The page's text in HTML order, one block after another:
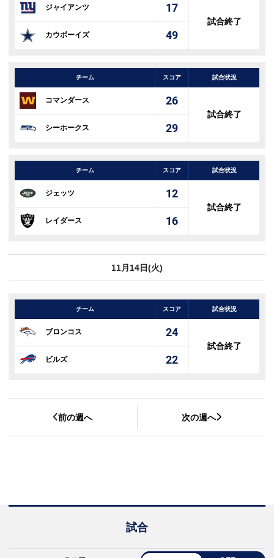
ジャイアンツ 17
試合終了
カウボーイズ 49
チーム スコア 試合状況
コマンダース 26
試合終了
シーホークス 29
チーム スコア 試合状況
ジェッツ 12
試合終了
レイダース 16
11月14日(火)
チーム スコア 試合状況
ブロンコス 24
試合終了
ビルズ 22
前の週へ 次の週へ
試合